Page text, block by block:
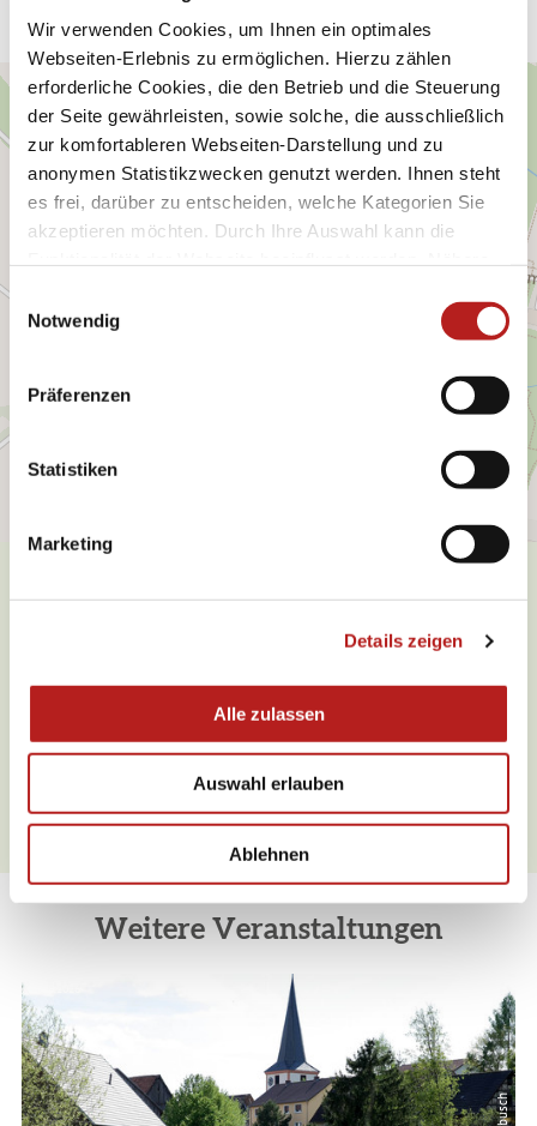
Wir verwenden Cookies, um Ihnen ein optimales
Webseiten-Erlebnis zu ermöglichen. Hierzu zählen
erforderliche Cookies, die den Betrieb und die Steuerung
der Seite gewährleisten, sowie solche, die ausschließlich
zur komfortableren Webseiten-Darstellung und zu
anonymen Statistikzwecken genutzt werden. Ihnen steht
es frei, darüber zu entscheiden, welche Kategorien Sie
akzeptieren möchten. Durch Ihre Auswahl kann die
Datenschutzbestimmungen.
E
l
Notwendig
Präferenzen
Statistiken
Marketing
Details zeigen
Alle zulassen
Auswahl erlauben
Ablehnen
Anreise planen PDF erzeugen
Weitere Veranstaltungen